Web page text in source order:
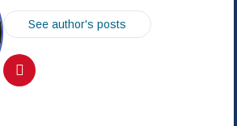
See author's posts